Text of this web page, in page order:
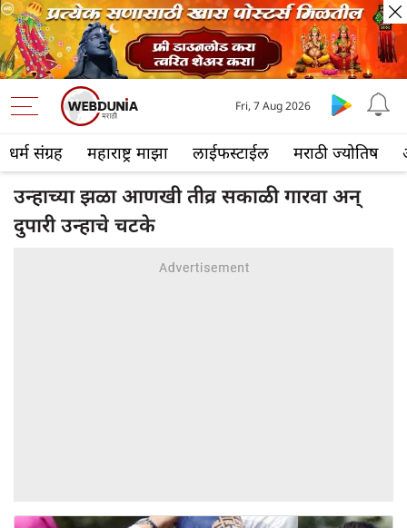
धर्म संग्रह महाराष्ट्र माझा लाईफस्टाईल मराठी ज्योतिष
Fri, 7 Aug 2026
उन्हाच्या झळा आणखी तीव्र सकाळी गारवा अन्
दुपारी उन्हाचे चटके